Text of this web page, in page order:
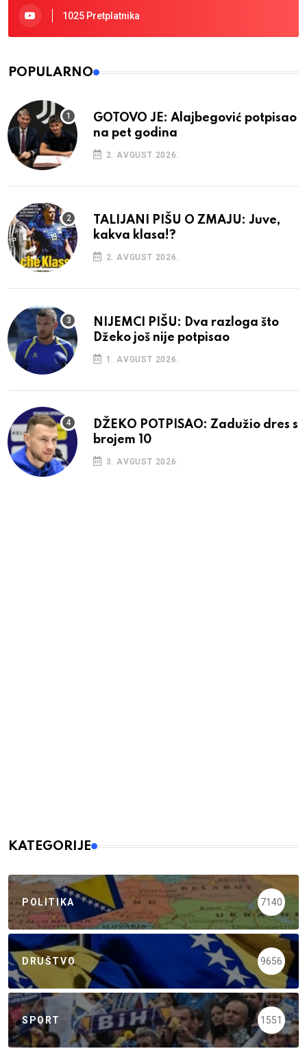
1025 Pretplatnika
POPULARNO
GOTOVO JE: Alajbegović potpisao
na pet godina
2. AVGUST 2026.
TALIJANI PIŠU O ZMAJU: Juve,
kakva klasa!?
2. AVGUST 2026.
NIJEMCI PIŠU: Dva razloga što
Džeko još nije potpisao
1. AVGUST 2026.
DŽEKO POTPISAO: Zadužio dres s
brojem 10
3. AVGUST 2026.
KATEGORIJE
POLITIKA 7140
DRUŠTVO 9656
SPORT 1551